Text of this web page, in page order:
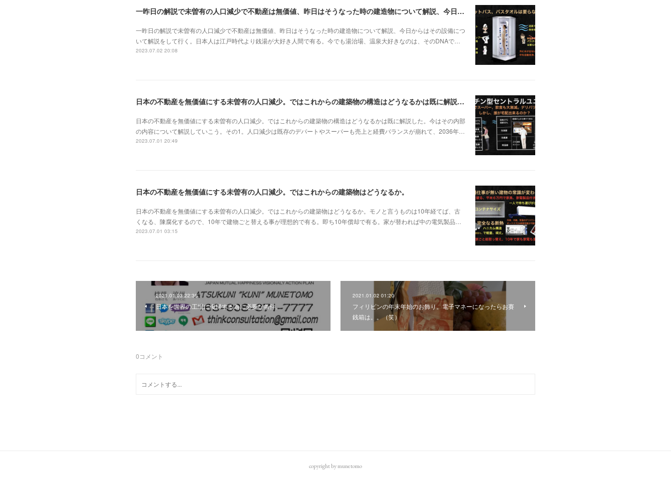
一昨日の解説で未曽有の人口減少で不動産は無価値、昨日はそうなった時の建造物について解説、今日からはその設備について解説をして行く。
一昨日の解説で未曽有の人口減少で不動産は無価値、昨日はそうなった時の建造物について解説、今日からはその設備につ
いて解説をして行く。日本人は江戸時代より銭湯が大好き人間で有る。今でも湯治場、温泉大好きなのは、そのDNAで…
2023.07.02 20:08
日本の不動産を無価値にする未曽有の人口減少。ではこれからの建築物の構造はどうなるかは既に解説した。今はその内部の内容。その1
日本の不動産を無価値にする未曽有の人口減少。ではこれからの建築物の構造はどうなるかは既に解説した。今はその内部
の内容について解説していこう。その1。人口減少は既存のデパートやスーパーも売上と経費バランスが崩れて、2036年…
2023.07.01 20:49
日本の不動産を無価値にする未曽有の人口減少。ではこれからの建築物はどうなるか。
日本の不動産を無価値にする未曽有の人口減少。ではこれからの建築物はどうなるか。モノと言うものは10年経てば、古
くなる、陳腐化するので、10年で建物ごと替える事が理想的で有る。即ち10年償却で有る。家が替われば中の電気製品…
2023.07.01 03:15
2021.01.03 22:36
日本を世界の工場に復帰する為に必要な条件。
2021.01.02 01:20
フィリピンの年末年始のお飾り。電子マネーになったらお賽
銭箱は。。（笑）
0コメント
copyright by munetomo